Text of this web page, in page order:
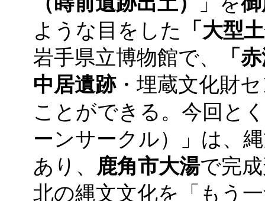
ような目をした
「大型
岩手県立博物館で、
「
中居遺跡・埋蔵文化財
ことができる。今回と
ーンサークル）」は、
あり、 鹿角市大湯で完
北の縄文文化を「もう